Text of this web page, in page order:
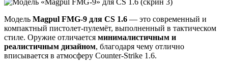
Модель Magpul FMG-9 для CS 1.6 — это современный и
компактный пистолет-пулемёт, выполненный в тактическом
стиле. Оружие отличается минималистичным и
реалистичным дизайном, благодаря чему отлично
вписывается в атмосферу Counter-Strike 1.6.